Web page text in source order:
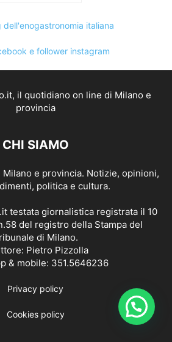
CHI SIAMO
e provincia. Notizie, opinioni,
politica e cultura.
testata giornalistica registrata il 10
del registro della Stampa del
di Milano.
Pietro Pizzolla
& mobile: 351.5646236
Privacy policy
Cookies policy